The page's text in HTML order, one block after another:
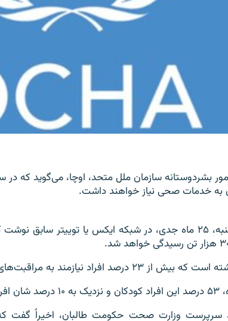
به خدمات صحی نیاز خواهند داشت.
اوچا به‌روز سه‌شنبه، ۲۵ ماه جدی، در شبکه ایکس یا توییتر
نیازمند به مراقبت‌های صحی را زنان تشکیل می‌دهند.
استند.